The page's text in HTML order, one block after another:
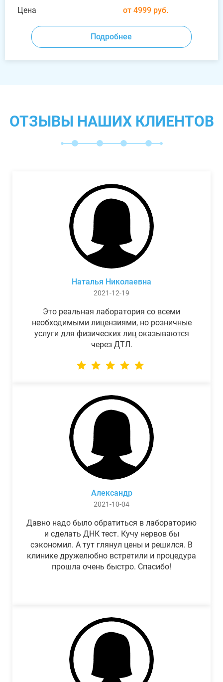
Цена
от 4999 руб.
Подробнее
ОТЗЫВЫ НАШИХ КЛИЕНТОВ
Наталья Николаевна
2021-12-19
Это реальная лаборатория со всеми
необходимыми лицензиями, но розничные
услуги для физических лиц оказываются
через ДТЛ.
Александр
2021-10-04
Давно надо было обратиться в лабораторию
и сделать ДНК тест. Кучу нервов бы
сэкономил. А тут глянул цены и решился. В
клинике дружелюбно встретили и процедура
прошла очень быстро. Спасибо!